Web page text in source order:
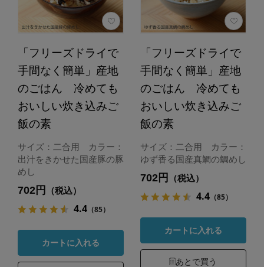
「フリーズドライで
手間なく簡単」産地
のごはん 冷めても
おいしい炊き込みご
飯の素
サイズ：二合用 カラー：
出汁をきかせた国産豚の豚
めし
702円 （税込）
4.4（85）
カートに入れる
「フリーズドライで
手間なく簡単」産地
のごはん 冷めても
おいしい炊き込みご
飯の素
サイズ：二合用 カラー：
ゆず香る国産真鯛の鯛めし
702円 （税込）
4.4（85）
カートに入れる
あとで買う